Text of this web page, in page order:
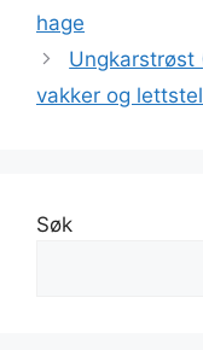
hage
Ungkarstrøst
vakker og
Søk